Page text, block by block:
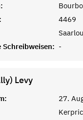
4469
Schreibweisen: -
Levy
27.